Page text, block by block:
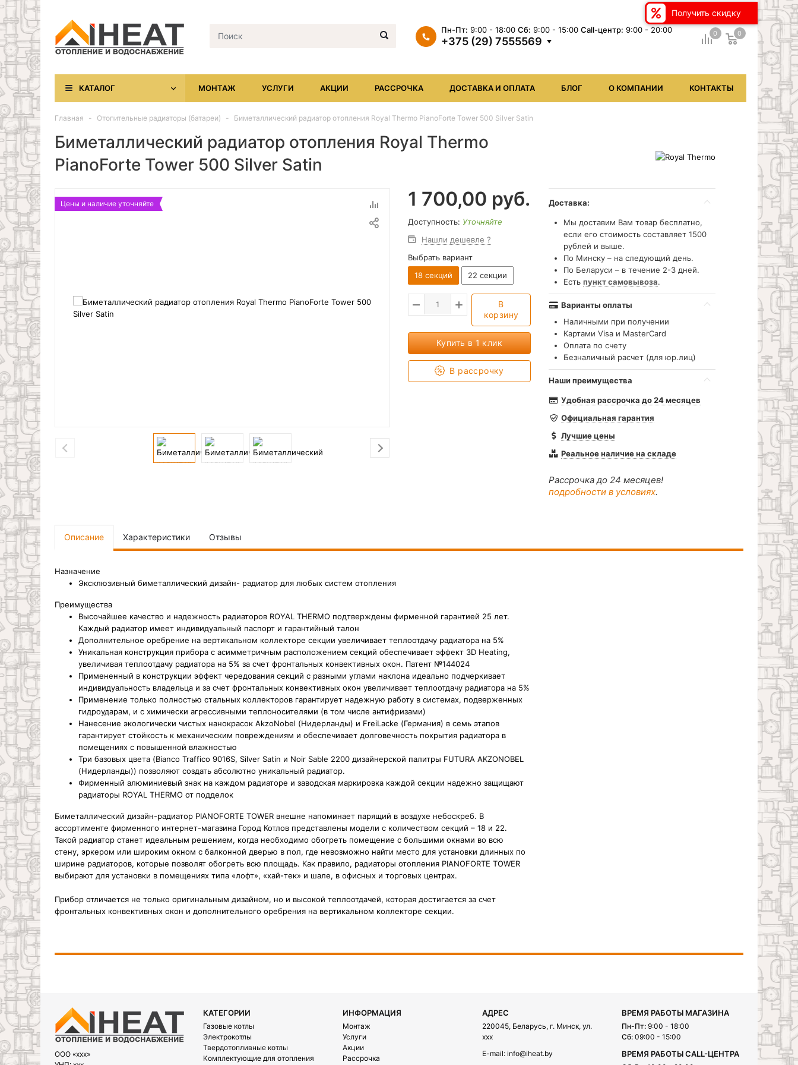
Пн-Пт: 9:00 - 18:00 Сб: 9:00 - 15:00 Сall-центр: 9:00 - 20:00
+375 (29) 7555569
+375 (17) XXX
КАТАЛОГ МОНТАЖ УСЛУГИ АКЦИИ РАССРОЧКА ДОСТАВКА И ОПЛАТА БЛОГ О КОМПАНИИ КОНТАКТЫ
0 0
Главная Отопительные радиаторы (батареи) Биметаллический радиатор отопления Royal Thermo PianoForte Tower 500 Silver Satin
Биметаллический радиатор отопления Royal Thermo
PianoForte Tower 500 Silver Satin
Цены и наличие уточняйте 1 700,00 руб.
Доступность: Уточняйте
Нашли дешевле ?
Выбрать вариант
18 секций
22 секции
В
корзину
Купить в 1 клик
В рассрочку
Доставка:
Мы доставим Вам товар бесплатно,
если его стоимость составляет 1500
рублей и выше.
По Минску – на следующий день.
По Беларуси – в течение 2-3 дней.
Есть пункт самовывоза.
Варианты оплаты
Наличными при получении
Картами Visa и MasterCard
Оплата по счету
Безналичный расчет (для юр.лиц)
Наши преимущества
Удобная рассрочка до 24 месяцев
Официальная гарантия
Лучшие цены
Реальное наличие на складе
Рассрочка до 24 месяцев!
подробности в условиях.
Описание Характеристики Отзывы
Назначение
Эксклюзивный биметаллический дизайн- радиатор для любых систем отопления
Преимущества
Высочайшее качество и надежность радиаторов ROYAL THERMO подтверждены фирменной гарантией 25 лет.
Каждый радиатор имеет индивидуальный паспорт и гарантийный талон
Дополнительное оребрение на вертикальном коллекторе секции увеличивает теплоотдачу радиатора на 5%
Уникальная конструкция прибора с асимметричным расположением секций обеспечивает эффект 3D Heating,
увеличивая теплоотдачу радиатора на 5% за счет фронтальных конвективных окон. Патент №144024
Примененный в конструкции эффект чередования секций с разными углами наклона идеально подчеркивает
индивидуальность владельца и за счет фронтальных конвективных окон увеличивает теплоотдачу радиатора на 5%
Применение только полностью стальных коллекторов гарантирует надежную работу в системах, подверженных
гидроударам, и с химически агрессивными теплоносителями (в том числе антифризами)
Нанесение экологически чистых нанокрасок AkzoNobel (Нидерланды) и FreiLacke (Германия) в семь этапов
гарантирует стойкость к механическим повреждениям и обеспечивает долговечность покрытия радиатора в
помещениях с повышенной влажностью
Три базовых цвета (Bianco Traffico 9016S, Silver Satin и Noir Sable 2200 дизайнерской палитры FUTURA AKZONOBEL
(Нидерланды)) позволяют создать абсолютно уникальный радиатор.
Фирменный алюминиевый знак на каждом радиаторе и заводская маркировка каждой секции надежно защищают
радиаторы ROYAL THERMO от подделок
Биметаллический дизайн-радиатор PIANOFORTE TOWER внешне напоминает парящий в воздухе небоскреб. В
ассортименте фирменного интернет-магазина Город Котлов представлены модели с количеством секций – 18 и 22.
Такой радиатор станет идеальным решением, когда необходимо обогреть помещение с большими окнами во всю
стену, эркером или широким окном с балконной дверью в пол, где невозможно найти место для установки длинных по
ширине радиаторов, которые позволят обогреть всю площадь. Как правило, радиаторы отопления PIANOFORTE TOWER
выбирают для установки в помещениях типа «лофт», «хай-тек» и шале, в офисных и торговых центрах.
Прибор отличается не только оригинальным дизайном, но и высокой теплоотдачей, которая достигается за счет
фронтальных конвективных окон и дополнительного оребрения на вертикальном коллекторе секции.
OOO «xxx»
КАТЕГОРИИ
Газовые котлы
Электрокотлы
Твердотопливные котлы
Комплектующие для отопления
ИНФОРМАЦИЯ
Монтаж
Услуги
Акции
Рассрочка
АДРЕС
220045, Беларусь, г. Минск, ул.
xxx
E-mail: info@iheat.by
ВРЕМЯ РАБОТЫ МАГАЗИНА
Пн-Пт: 9:00 - 18:00
Сб: 09:00 - 15:00
ВРЕМЯ РАБОТЫ CALL-ЦЕНТРА
Получить скидку